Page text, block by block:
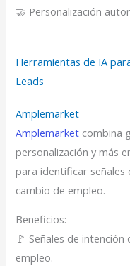
🤝 Personalización
Herramientas de IA
Leads
Amplemarket
Amplemarket combina
personalización y más
para identificar
cambio de empleo.
Beneficios:
🚩 Señales de
empleo.